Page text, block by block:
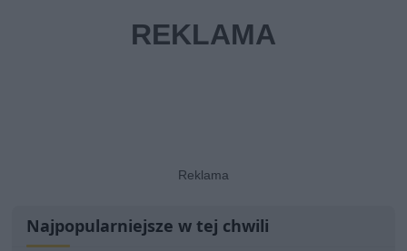
Najpopularniejsze w tej chwili